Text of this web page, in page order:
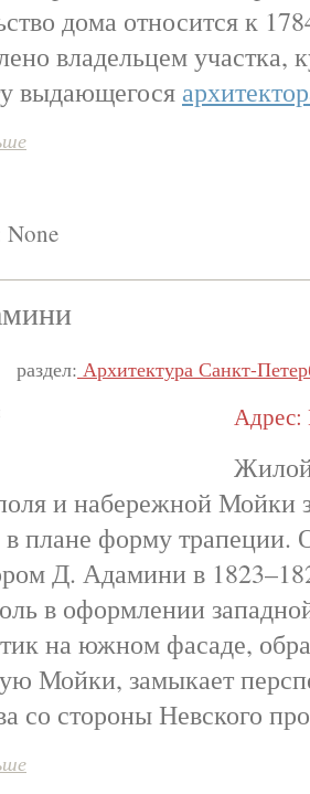
дома относится к
владельцем
выдающегося
None
раздел: Архитектура Санкт-
Адрес:
и набережной Мойки
плане форму трапеции.
Д. Адамини в
в оформлении
на южном фасаде,
Мойки, замыкает
со стороны Невского